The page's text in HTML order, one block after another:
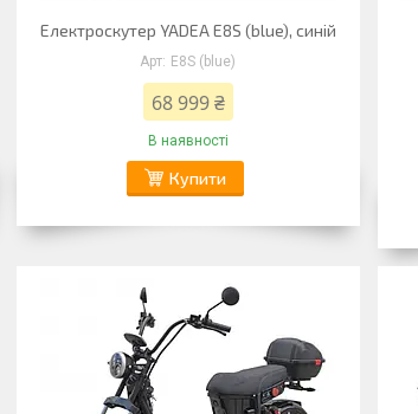
Електроскутер YADEA E8S (blue), синій
E8S (blue)
68 999 ₴
В наявності
Купити